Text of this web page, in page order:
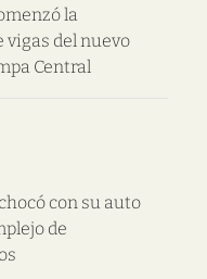
la
del nuevo
Central
con su auto
de